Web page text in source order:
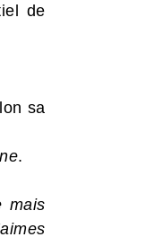
de
sa
.
mais